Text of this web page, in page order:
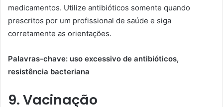
medicamentos. Utilize antibióticos somente quando
prescritos por um profissional de saúde e siga
corretamente as orientações.
Palavras-chave: uso excessivo de antibióticos,
resistência bacteriana
9. Vacinação